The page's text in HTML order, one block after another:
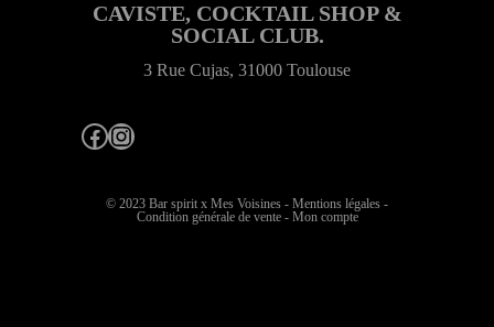
CAVISTE, COCKTAIL SHOP &
SOCIAL CLUB.
3 Rue Cujas, 31000 Toulouse
Facebook
Instagram
© 2023 Bar spirit x Mes Voisines - Mentions légales -
Condition générale de vente- Mon compte